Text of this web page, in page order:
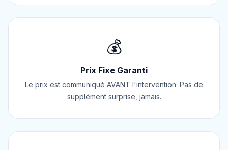
💰
Prix Fixe Garanti
Le prix est communiqué AVANT l'intervention. Pas de
supplément surprise, jamais.